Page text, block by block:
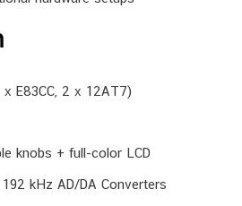
x E83CC, 2 x 12AT7)
knobs + full-color LCD
kHz AD/DA Converters